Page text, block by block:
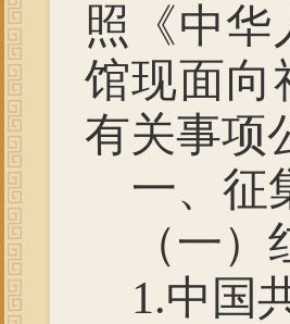
照《中华
馆现面向
有关事项
一、 征
（一
1.中国